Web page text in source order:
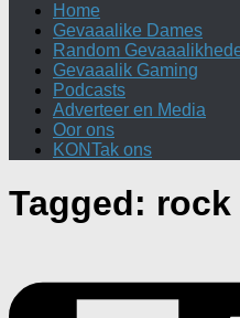
Home
Gevaaalike Dames
Random
Gevaaalik Gaming
Podcasts
Adverteer en Media
Oor ons
KONTak ons
Tagged: rock